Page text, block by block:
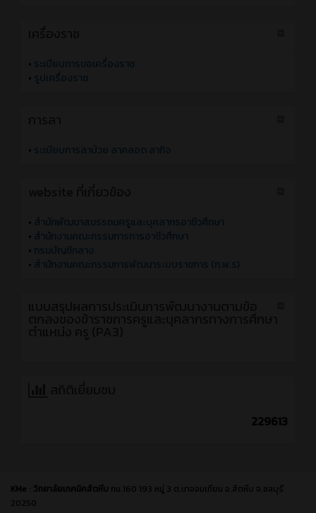
• ระเบียบการขอเครื่องราช
• รูปเครื่องราช
• ระเบียบการลาป่วย ลาคลอด ลากิจ
• สำนักพัฒนาสมรรถนครูและบุคลากรอาชีวศึกษา
• สำนักงานคณะกรรมการการอาชีวศึกษา
• กรมบัญชีกลาง
• สำนักงานคณะกรรมการพัฒนาระบบราชการ (ก.พ.ร)
229613
KMe : วิทยาลัยเทคนิคสัตหีบ กม.160 193 หมู่ 3 ต.นาจอมเทียน อ.สัตหีบ จ.ชลบุรี
20250